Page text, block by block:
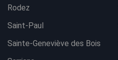
Rodez
Saint-Paul
Sainte-Geneviève des Bois